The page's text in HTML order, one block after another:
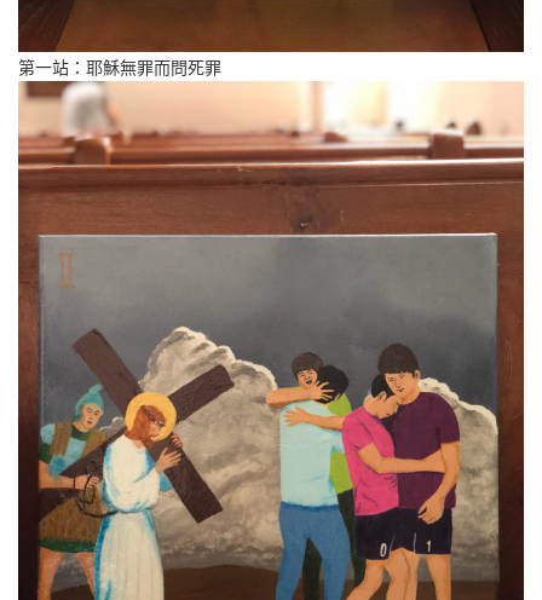
第一站：耶穌無罪而問死罪